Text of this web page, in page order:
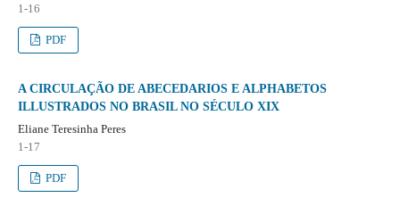
1-16
PDF
A CIRCULAÇÃO DE ABECEDARIOS E ALPHABETOS
ILLUSTRADOS NO BRASIL NO SÉCULO XIX
Eliane Teresinha Peres
1-17
PDF